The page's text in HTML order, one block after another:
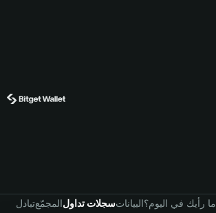
تبادلالمجمّعسجلات تداولالبياناتما رأيك في اليوم؟